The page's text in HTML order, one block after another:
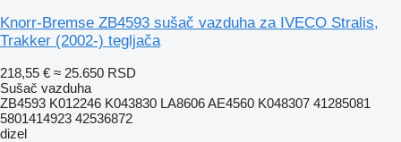
Knorr-Bremse ZB4593 sušač vazduha za IVECO Stralis,
Trakker (2002-) tegljača
218,55 € ≈ 25.650 RSD
Sušač vazduha
ZB4593 K012246 K043830 LA8606 AE4560 K048307 41285081
5801414923 42536872
dizel